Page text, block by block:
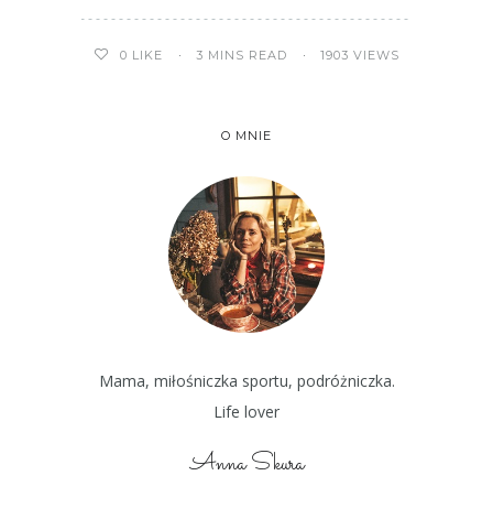
0 LIKE 3 MINS READ 1903 VIEWS
O MNIE
Mama, miłośniczka sportu, podróżniczka.
Life lover
Anna Skura